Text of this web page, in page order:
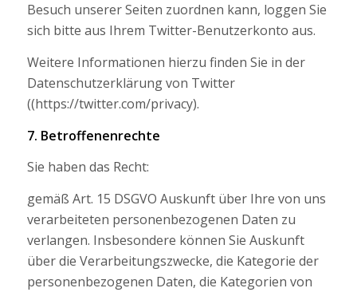
Besuch unserer Seiten zuordnen kann, loggen Sie
sich bitte aus Ihrem Twitter-Benutzerkonto aus.
Weitere Informationen hierzu finden Sie in der
Datenschutzerklärung von Twitter
((https://twitter.com/privacy).
7. Betroffenenrechte
Sie haben das Recht:
gemäß Art. 15 DSGVO Auskunft über Ihre von uns
verarbeiteten personenbezogenen Daten zu
verlangen. Insbesondere können Sie Auskunft
über die Verarbeitungszwecke, die Kategorie der
personenbezogenen Daten, die Kategorien von